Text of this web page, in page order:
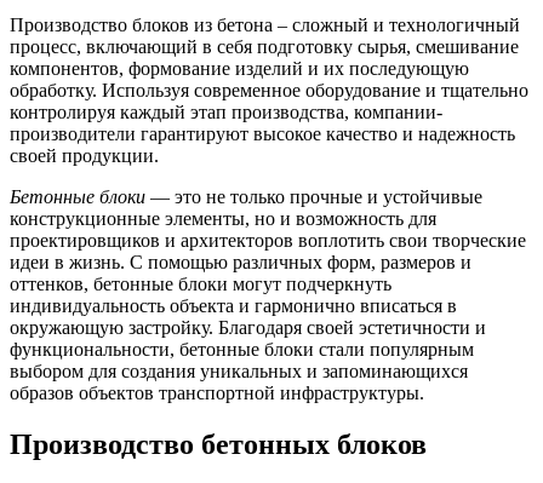
Производство блоков из бетона – сложный и технологичный
процесс, включающий в себя подготовку сырья, смешивание
компонентов, формование изделий и их последующую
обработку. Используя современное оборудование и тщательно
контролируя каждый этап производства, компании-
производители гарантируют высокое качество и надежность
своей продукции.
Бетонные блоки — это не только прочные и устойчивые
конструкционные элементы, но и возможность для
проектировщиков и архитекторов воплотить свои творческие
идеи в жизнь. С помощью различных форм, размеров и
оттенков, бетонные блоки могут подчеркнуть
индивидуальность объекта и гармонично вписаться в
окружающую застройку. Благодаря своей эстетичности и
функциональности, бетонные блоки стали популярным
выбором для создания уникальных и запоминающихся
образов объектов транспортной инфраструктуры.
Производство бетонных блоков